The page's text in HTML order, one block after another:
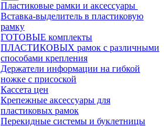
Пластиковые рамки и аксессуары
Вставка-выделитель в пластиковую
рамку
ГОТОВЫЕ комплекты
ПЛАСТИКОВЫХ рамок с различными
способами крепления
Держатели информации на гибкой
ножке с присоской
Кассета цен
Крепежные аксессуары для
пластиковых рамок
Перекидные системы и буклетницы